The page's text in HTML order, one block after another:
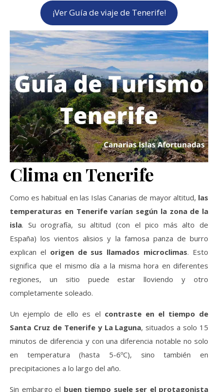
¡Ver Guía de viaje de Tenerife!
Clima en Tenerife
Como es habitual en las Islas Canarias de mayor altitud, las
temperaturas en Tenerife varían según la zona de la
isla. Su orografía, su altitud (con el pico más alto de
España) los vientos alisios y la famosa panza de burro
explican el origen de sus llamados microclimas. Esto
significa que el mismo día a la misma hora en diferentes
regiones, un sitio puede estar lloviendo y otro
completamente soleado.
Un ejemplo de ello es el contraste en el tiempo de
Santa Cruz de Tenerife y La Laguna, situados a solo 15
minutos de diferencia y con una diferencia notable no solo
en temperatura (hasta 5-6ºC), sino también en
precipitaciones a lo largo del año.
Sin embargo el buen tiempo suele ser el protagonista